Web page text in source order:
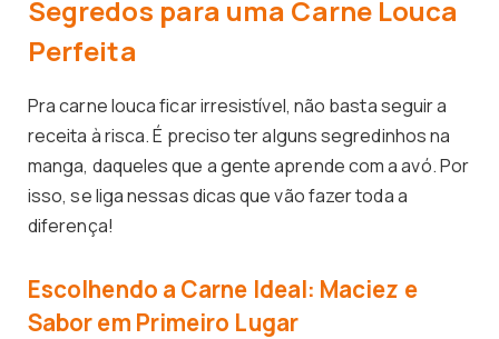
Segredos para uma Carne Louca
Perfeita
Pra carne louca ficar irresistível, não basta seguir a
receita à risca. É preciso ter alguns segredinhos na
manga, daqueles que a gente aprende com a avó. Por
isso, se liga nessas dicas que vão fazer toda a
diferença!
Escolhendo a Carne Ideal: Maciez e
Sabor em Primeiro Lugar